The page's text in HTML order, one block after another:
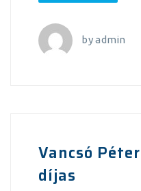
byadmin
Vancsó
díjas